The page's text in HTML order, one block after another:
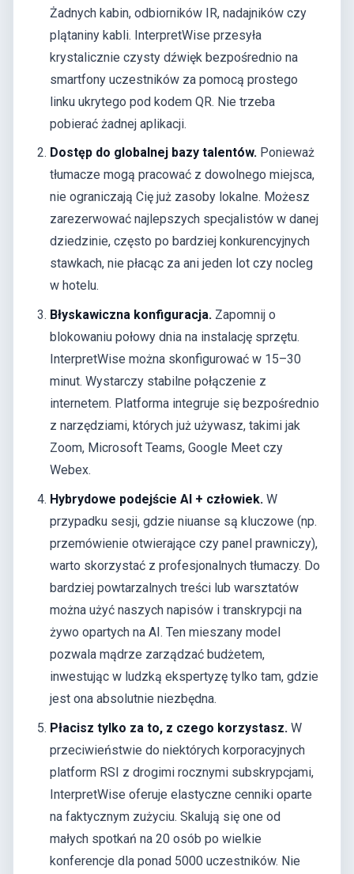
Żadnych kabin, odbiorników IR, nadajników czy
plątaniny kabli. InterpretWise przesyła
krystalicznie czysty dźwięk bezpośrednio na
smartfony uczestników za pomocą prostego
linku ukrytego pod kodem QR. Nie trzeba
pobierać żadnej aplikacji.
Dostęp do globalnej bazy talentów. Ponieważ
tłumacze mogą pracować z dowolnego miejsca,
nie ograniczają Cię już zasoby lokalne. Możesz
zarezerwować najlepszych specjalistów w danej
dziedzinie, często po bardziej konkurencyjnych
stawkach, nie płacąc za ani jeden lot czy nocleg
w hotelu.
Błyskawiczna konfiguracja. Zapomnij o
blokowaniu połowy dnia na instalację sprzętu.
InterpretWise można skonfigurować w 15–30
minut. Wystarczy stabilne połączenie z
internetem. Platforma integruje się bezpośrednio
z narzędziami, których już używasz, takimi jak
Zoom, Microsoft Teams, Google Meet czy
Webex.
Hybrydowe podejście AI + człowiek. W
przypadku sesji, gdzie niuanse są kluczowe (np.
przemówienie otwierające czy panel prawniczy),
warto skorzystać z profesjonalnych tłumaczy. Do
bardziej powtarzalnych treści lub warsztatów
można użyć naszych napisów i transkrypcji na
żywo opartych na AI. Ten mieszany model
pozwala mądrze zarządzać budżetem,
inwestując w ludzką ekspertyzę tylko tam, gdzie
jest ona absolutnie niezbędna.
Płacisz tylko za to, z czego korzystasz. W
przeciwieństwie do niektórych korporacyjnych
platform RSI z drogimi rocznymi subskrypcjami,
InterpretWise oferuje elastyczne cenniki oparte
na faktycznym zużyciu. Skalują się one od
małych spotkań na 20 osób po wielkie
konferencje dla ponad 5000 uczestników. Nie